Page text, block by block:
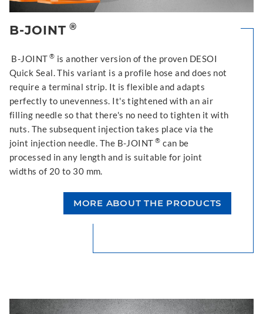
B-JOINT ®
B-JOINT ® is another version of the proven DESOI
Quick Seal. This variant is a profile hose and does not
require a terminal strip. It is flexible and adapts
perfectly to unevenness. It's tightened with an air
filling needle so that there's no need to tighten it with
nuts. The subsequent injection takes place via the
joint injection needle. The B-JOINT ® can be
processed in any length and is suitable for joint
widths of 20 to 30 mm.
MORE ABOUT THE PRODUCTS